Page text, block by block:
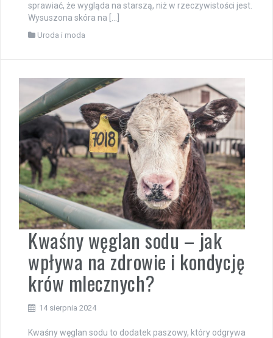
sprawiać, że wygląda na starszą, niż w rzeczywistości jest.
Wysuszona skóra na […]
Uroda i moda
Kwaśny węglan sodu – jak
wpływa na zdrowie i kondycję
krów mlecznych?
14 sierpnia 2024
Kwaśny węglan sodu to dodatek paszowy, który odgrywa